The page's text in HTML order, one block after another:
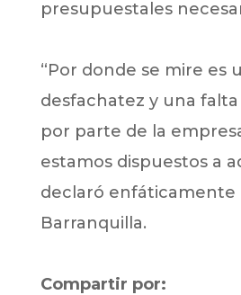
presupuestales
“Por donde se mire es
desfachatez y una
por parte de la
estamos dispuestos a
declaró enfáticamente
Barranquilla.
Compartir por: